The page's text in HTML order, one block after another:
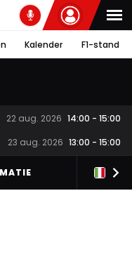
Kalender F1-stand
22 aug. 2026 14:00 - 15:00
23 aug. 2026 13:00 - 15:00